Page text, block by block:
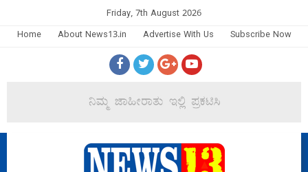
Friday, 7th August 2026
Home
About News13.in Advertise With Us Subscribe Now